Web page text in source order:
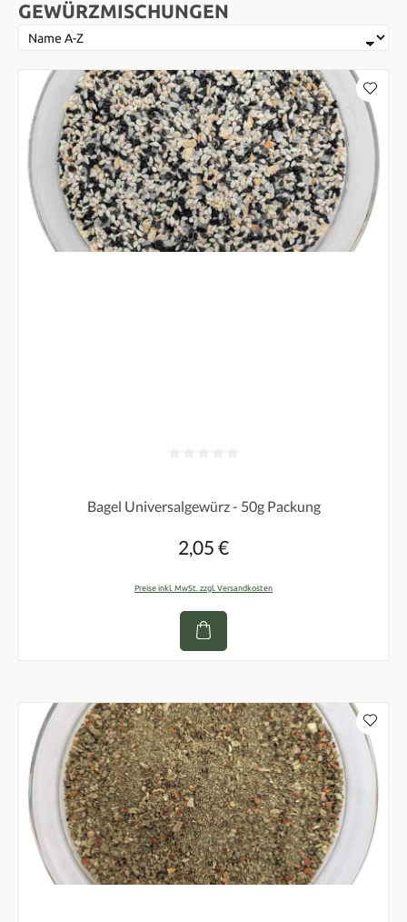
GEWÜRZMISCHUNGEN
Bagel Universalgewürz - 50g Packung
Regulärer Preis:
2,05 €
Preise inkl. MwSt. zzgl. Versandkosten